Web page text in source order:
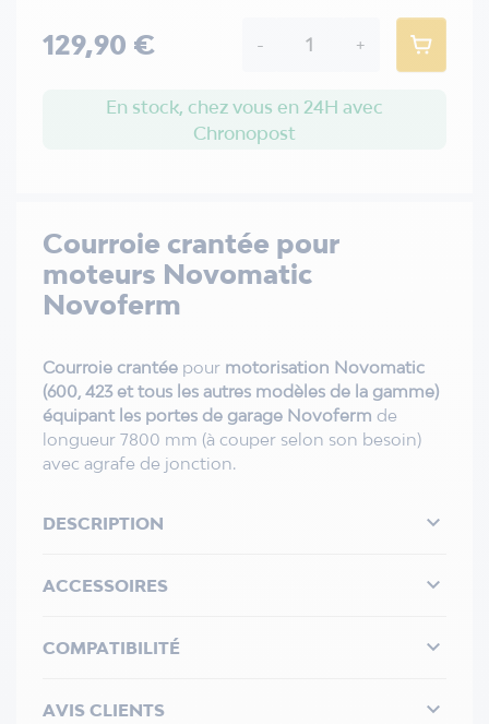
Courroie crantée pour
moteurs Novomatic
Novoferm
Courroie crantée pour motorisation Novomatic
(600, 423 et tous les autres modèles de la gamme)
équipant les portes de garage Novoferm de
longueur 7800 mm (à couper selon son besoin)
avec agrafe de jonction.
DESCRIPTION 
ACCESSOIRES 
COMPATIBILITÉ 
AVIS CLIENTS 
129,90 € - +
En stock, chez vous en 24H avec
Chronopost